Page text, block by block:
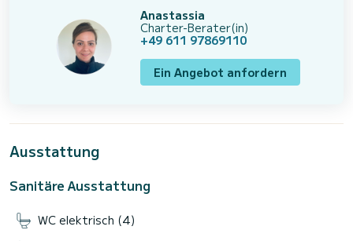
Anastassia
Charter-Berater(in)
+49 611 97869110
Ein Angebot anfordern
Ausstattung
Sanitäre Ausstattung
WC elektrisch (4)